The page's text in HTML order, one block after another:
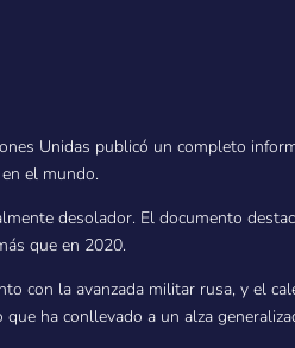
Unidas publicó un completo
el mundo.
desolador. El documento
que en 2020.
con la avanzada militar rusa, y el
ha conllevado a un alza